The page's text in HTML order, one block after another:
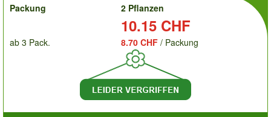
order
Packung
2 Pflanzen
10.15 CHF
ab 3 Pack. 8.70 CHF / Packung